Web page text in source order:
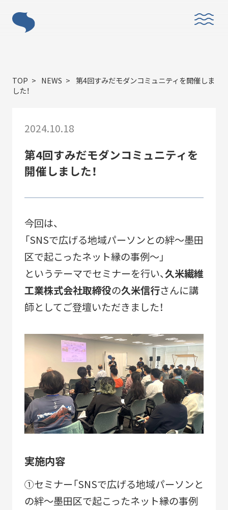
ACTIVITY 「すみだモダン」の主な活動
つながる パートナーシップ連携
つくる フラッグシップ商品開発
つたえる ブランドコミュニケーション展開
台湾・千葉大学連携
LEARN MORE 「すみだモダン」をもっと知る
HISTORY
「すみだモダン」の成り立ちと現在地
「すみだモダン」ブランド認証商品
2010-2018
「すみだモダン」ブランド認証飲食店メニュー
2011-2018
TOP NEWS
第4回すみだモダンコミュニティを開催しま
した！
2024.10.18
第4回すみだモダンコミュニティを
開催しました！
今回は、
「SNSで広げる地域パーソンとの絆～墨田
区で起こったネット縁の事例～」
というテーマでセミナーを行い、久米繊維
工業株式会社取締役の久米信行さんに講
師としてご登壇いただきました！
実施内容
①セミナー「SNSで広げる地域パーソンと
の絆～墨田区で起こったネット縁の事例